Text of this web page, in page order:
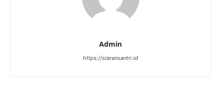
Admin
https://siaransantri.id